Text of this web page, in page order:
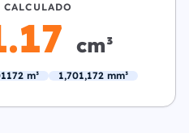
cm³
m³ 1,701,172 mm³